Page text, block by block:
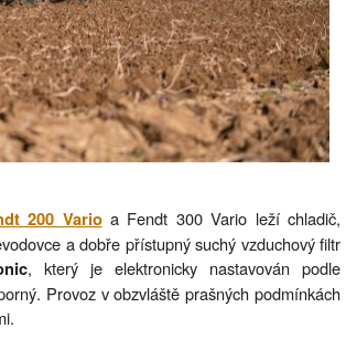
200 Varioa Fendt 300 Vario leží chladič,
a dobře přístupný suchý vzduchový filtr
, který je elektronicky nastavován podle
Provoz v obzvláště prašných podmínkách